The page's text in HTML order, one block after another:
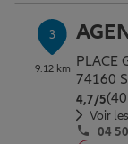
Assurance
Protection
3
9.12 km PLACE
74160
4,7/5Note
Voir
04